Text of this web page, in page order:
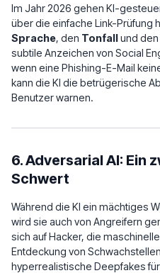
Im Jahr 2026 gehen KI-
über die einfache Link-Prüfung
Sprache, den Tonfallund den
subtile Anzeichen von Social
wenn eine Phishing-E-Mail
kann die KI die betrügerische
Benutzer warnen.
6. Adversarial AI: Ein
Schwert
Während die KI ein mächtiges
wird sie auch von Angreifern
sich auf Hacker, die
Entdeckung von
hyperrealistische Deepfakes